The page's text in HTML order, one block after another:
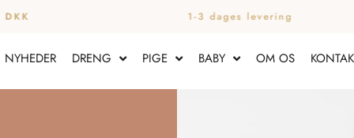
1-3 dages levering
NYHEDER DRENG PIGE BABY OM OS